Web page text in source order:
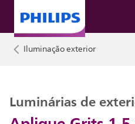
Iluminação exterior
Luminárias de